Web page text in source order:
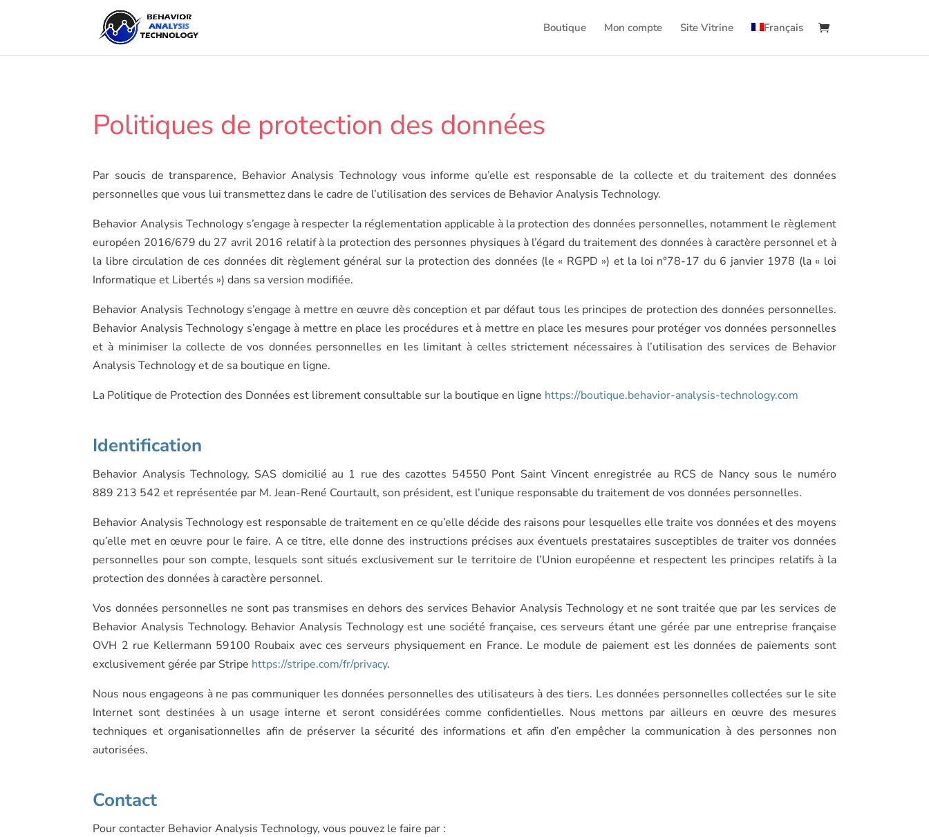
Boutique Mon compte Site Vitrine Français
Politiques de protection des données
Par soucis de transparence, Behavior Analysis Technology vous informe qu’elle est responsable de la collecte et du traitement des données
personnelles que vous lui transmettez dans le cadre de l’utilisation des services de Behavior Analysis Technology.
Behavior Analysis Technology s’engage à respecter la réglementation applicable à la protection des données personnelles, notamment le règlement
européen 2016/679 du 27 avril 2016 relatif à la protection des personnes physiques à l’égard du traitement des données à caractère personnel et à
la libre circulation de ces données dit règlement général sur la protection des données (le « RGPD ») et la loi n°78-17 du 6 janvier 1978 (la « loi
Informatique et Libertés ») dans sa version modifiée.
Behavior Analysis Technology s’engage à mettre en œuvre dès conception et par défaut tous les principes de protection des données personnelles.
Behavior Analysis Technology s’engage à mettre en place les procédures et à mettre en place les mesures pour protéger vos données personnelles
et à minimiser la collecte de vos données personnelles en les limitant à celles strictement nécessaires à l’utilisation des services de Behavior
Analysis Technology et de sa boutique en ligne.
La Politique de Protection des Données est librement consultable sur la boutique en ligne https://boutique.behavior-analysis-technology.com
Identification
Behavior Analysis Technology, SAS domicilié au 1 rue des cazottes 54550 Pont Saint Vincent enregistrée au RCS de Nancy sous le numéro
889 213 542 et représentée par M. Jean-René Courtault, son président, est l’unique responsable du traitement de vos données personnelles.
Behavior Analysis Technology est responsable de traitement en ce qu’elle décide des raisons pour lesquelles elle traite vos données et des moyens
qu’elle met en œuvre pour le faire. A ce titre, elle donne des instructions précises aux éventuels prestataires susceptibles de traiter vos données
personnelles pour son compte, lesquels sont situés exclusivement sur le territoire de l’Union européenne et respectent les principes relatifs à la
protection des données à caractère personnel.
Vos données personnelles ne sont pas transmises en dehors des services Behavior Analysis Technology et ne sont traitée que par les services de
Behavior Analysis Technology. Behavior Analysis Technology est une société française, ces serveurs étant une gérée par une entreprise française
OVH 2 rue Kellermann 59100 Roubaix avec ces serveurs physiquement en France. Le module de paiement est les données de paiements sont
exclusivement gérée par Stripe https://stripe.com/fr/privacy.
Nous nous engageons à ne pas communiquer les données personnelles des utilisateurs à des tiers. Les données personnelles collectées sur le site
Internet sont destinées à un usage interne et seront considérées comme confidentielles. Nous mettons par ailleurs en œuvre des mesures
techniques et organisationnelles afin de préserver la sécurité des informations et afin d’en empêcher la communication à des personnes non
autorisées.
Contact
Pour contacter Behavior Analysis Technology, vous pouvez le faire par :